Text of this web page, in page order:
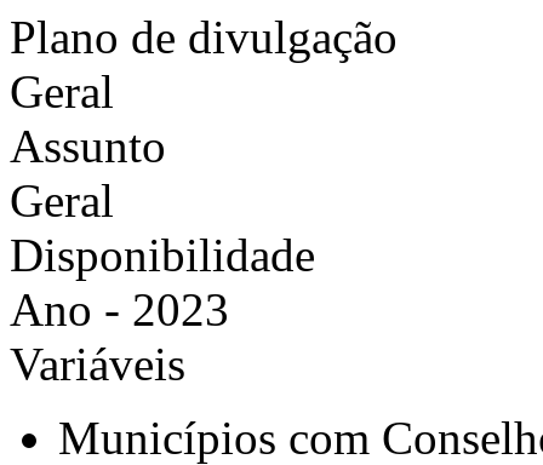
Plano de divulgação
Geral
Assunto
Geral
Disponibilidade
Ano - 2023
Variáveis
Municípios com